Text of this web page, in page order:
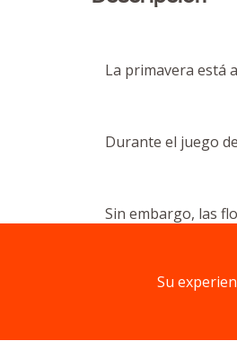
La primavera está
Durante el juego
Sin embargo, las
Su